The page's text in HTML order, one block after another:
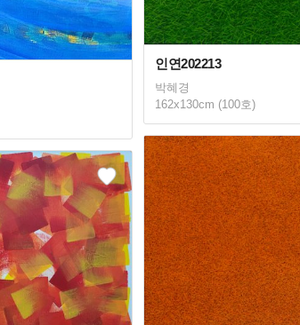
인연202213
박혜경
162x130cm (100호)